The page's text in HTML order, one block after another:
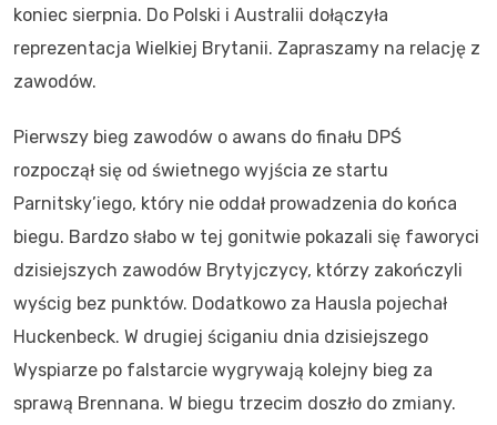
koniec sierpnia. Do Polski i Australii dołączyła
reprezentacja Wielkiej Brytanii. Zapraszamy na relację z
zawodów.
Pierwszy bieg zawodów o awans do finału DPŚ
rozpoczął się od świetnego wyjścia ze startu
Parnitsky’iego, który nie oddał prowadzenia do końca
biegu. Bardzo słabo w tej gonitwie pokazali się faworyci
dzisiejszych zawodów Brytyjczycy, którzy zakończyli
wyścig bez punktów. Dodatkowo za Hausla pojechał
Huckenbeck. W drugiej ściganiu dnia dzisiejszego
Wyspiarze po falstarcie wygrywają kolejny bieg za
sprawą Brennana. W biegu trzecim doszło do zmiany.